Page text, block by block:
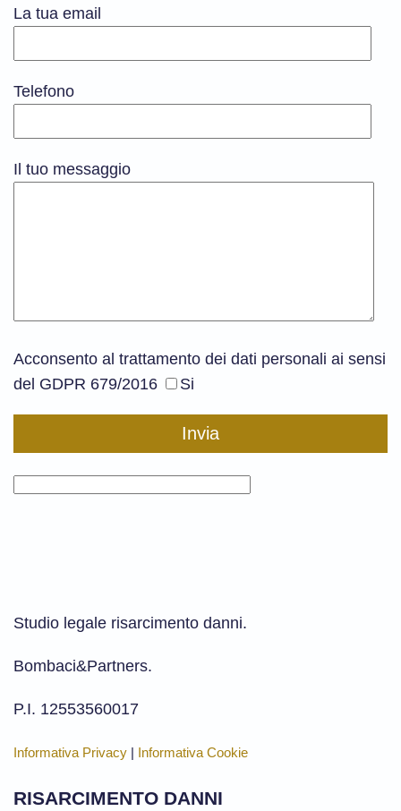
La tua email
Telefono
Il tuo messaggio
Acconsento al trattamento dei dati personali ai sensi
del GDPR 679/2016
Si
Studio legale risarcimento danni.
Bombaci&Partners.
P.I. 12553560017
Informativa Privacy | Informativa Cookie
RISARCIMENTO DANNI